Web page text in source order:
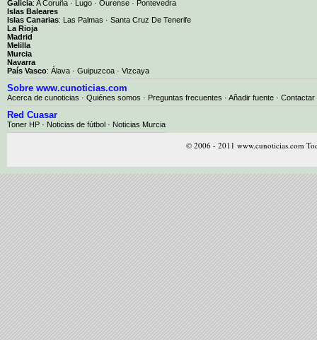
Galicia: A Coruña · Lugo · Ourense · Pontevedra
Islas Baleares
Islas Canarias: Las Palmas · Santa Cruz De Tenerife
La Rioja
Madrid
Melilla
Murcia
Navarra
País Vasco: Álava · Guipuzcoa · Vizcaya
Sobre www.cunoticias.com
Acerca de cunoticias · Quiénes somos · Preguntas frecuentes · Añadir fuente · Contactar
Red Cuasar
Toner HP · Noticias de fútbol · Noticias Murcia
© 2006 - 2011 www.cunoticias.com